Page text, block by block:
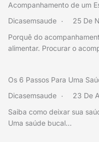
Acompanhamento de um
Dicasemsaude
25 De
Porquê do
alimentar. Procurar o
Os 6 Passos Para Uma
Dicasemsaude
23 De
Saiba como deixar sua
Uma saúde bucal…